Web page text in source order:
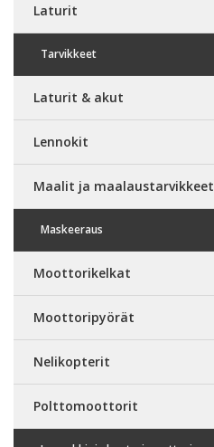
Laturit
Tarvikkeet
Laturit & akut
Lennokit
Maalit ja maalaustarvikkeet
Maskeeraus
Moottorikelkat
Moottoripyörät
Nelikopterit
Polttomoottorit